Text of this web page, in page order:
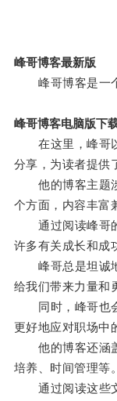
峰哥博客最新版
峰哥博客是一个
峰哥博客电脑版下
在这里，峰哥以
分享，为读者提供
他的博客主题涉
个方面，内容丰富
通过阅读峰哥的
许多有关成长和成
峰哥总是坦诚地
给我们带来力量和
同时，峰哥也会
更好地应对职场中
他的博客还涵盖
培养、时间管理等。
通过阅读这些文